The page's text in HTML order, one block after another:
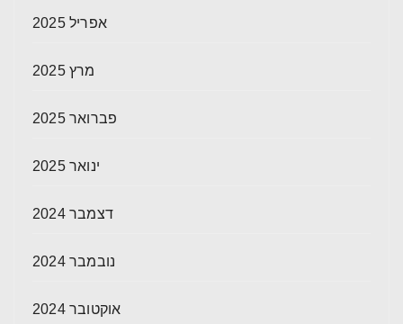
אפריל 2025
מרץ 2025
פברואר 2025
ינואר 2025
דצמבר 2024
נובמבר 2024
אוקטובר 2024